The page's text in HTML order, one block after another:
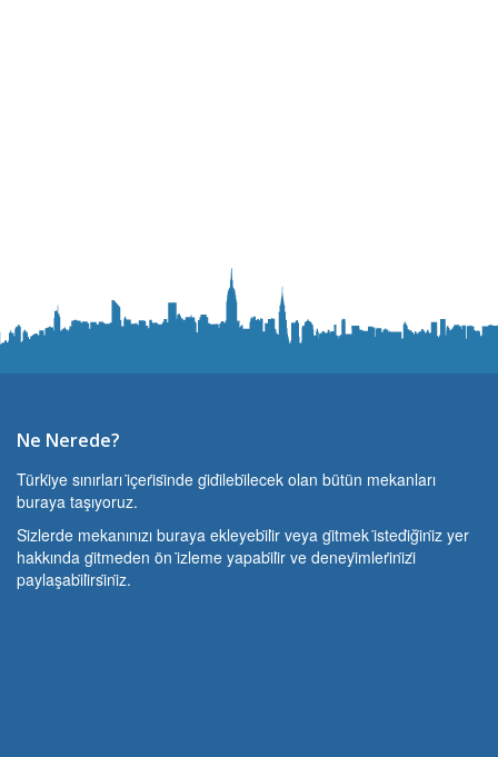
Ne Nerede?
Türki̇ye sınırları i̇çeri̇si̇nde gi̇di̇lebi̇lecek olan bütün mekanları
buraya taşıyoruz.
Si̇zlerde mekanınızı buraya ekleyebi̇li̇r veya gi̇tmek i̇stedi̇ği̇ni̇z yer
hakkında gi̇tmeden ön i̇zleme yapabi̇li̇r ve deneyi̇mleri̇ni̇zi̇
paylaşabi̇li̇rsi̇ni̇z.